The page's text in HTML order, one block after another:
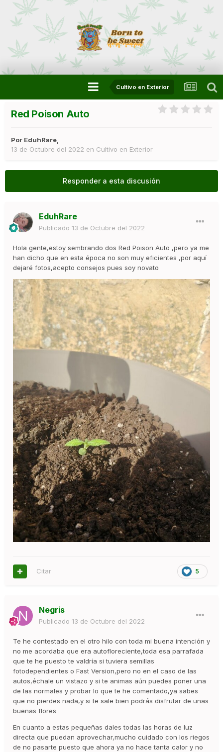
Cultivo en Exterior
Red Poison Auto
Por EduhRare,
13 de Octubre del 2022 en Cultivo en Exterior
Responder a esta discusión
EduhRare
Publicado 13 de Octubre del 2022
Hola gente,estoy sembrando dos Red Poison Auto ,pero ya me
han dicho que en esta época no son muy eficientes ,por aquí
dejaré fotos,acepto consejos pues soy novato
5
Citar
Negris
Publicado 13 de Octubre del 2022
Te he contestado en el otro hilo con toda mi buena intención y
no me acordaba que era autofloreciente,toda esa parrafada
que te he puesto te valdría si tuviera semillas
fotodependientes o Fast Version,pero no en el caso de las
autos,échale un vistazo y si te animas aún puedes poner una
de las normales y probar lo que te he comentado,ya sabes
que no pierdes nada,y si te sale bien podrás disfrutar de unas
buenas flores
En cuanto a estas pequeñas dales todas las horas de luz
directa que puedan aprovechar,mucho cuidado con los riegos
de no pasarte puesto que ahora ya no hace tanta calor y no